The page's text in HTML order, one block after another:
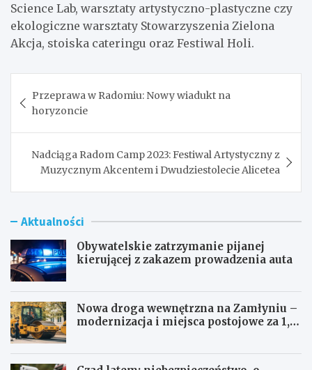
Science Lab, warsztaty artystyczno-plastyczne czy
ekologiczne warsztaty Stowarzyszenia Zielona
Akcja, stoiska cateringu oraz Festiwal Holi.
wpisu
Przeprawa w Radomiu: Nowy wiadukt na
horyzoncie
Nadciąga Radom Camp 2023: Festiwal Artystyczny z
Muzycznym Akcentem i Dwudziestolecie Alicetea
Aktualności
Obywatelskie zatrzymanie pijanej
kierującej z zakazem prowadzenia auta
Nowa droga wewnętrzna na Zamłyniu –
modernizacja i miejsca postojowe za 1,1